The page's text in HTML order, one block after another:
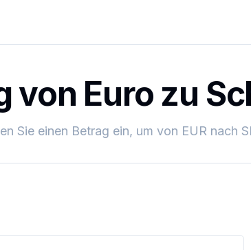
von Euro zu
Sie einen Betrag ein, um von EUR nach